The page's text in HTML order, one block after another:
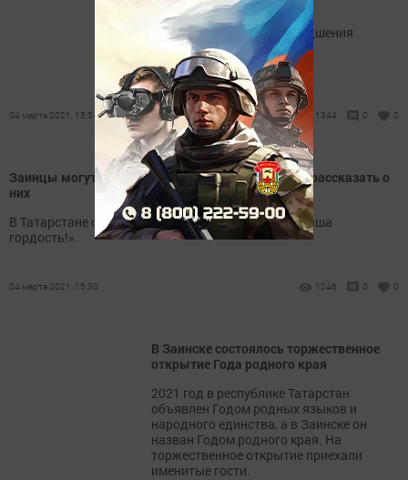
Большая вероятность ухудшения
видимости из-за метелей.
04 марта 2021, 15:54 1344 0 0
Заинцы могут поздравить своих мам, бабушек и рассказать о
них
В Татарстане стартовала акция к 8 марта «Вы – наша
гордость!».
04 марта 2021, 15:30 1246 0 0
В Заинске состоялось торжественное
открытие Года родного края
2021 год в республике Татарстан
объявлен Годом родных языков и
народного единства, а в Заинске он
назван Годом родного края. На
торжественное открытие приехали
именитые гости.